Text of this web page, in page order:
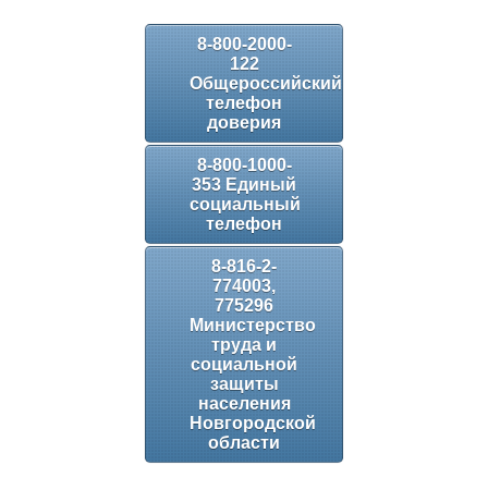
8-800-2000-
122
Общероссийский
телефон
доверия
8-800-1000-
353 Единый
социальный
телефон
8-816-2-
774003,
775296
Министерство
труда и
социальной
защиты
населения
Новгородской
области